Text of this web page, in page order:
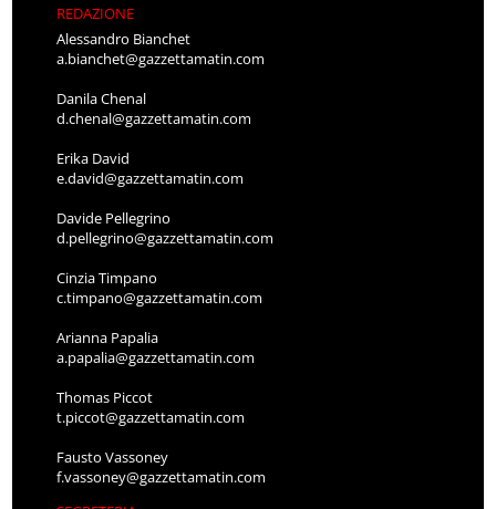
REDAZIONE
Alessandro Bianchet
a.bianchet@gazzettamatin.com
Danila Chenal
d.chenal@gazzettamatin.com
Erika David
e.david@gazzettamatin.com
Davide Pellegrino
d.pellegrino@gazzettamatin.com
Cinzia Timpano
c.timpano@gazzettamatin.com
Arianna Papalia
a.papalia@gazzettamatin.com
Thomas Piccot
t.piccot@gazzettamatin.com
Fausto Vassoney
f.vassoney@gazzettamatin.com